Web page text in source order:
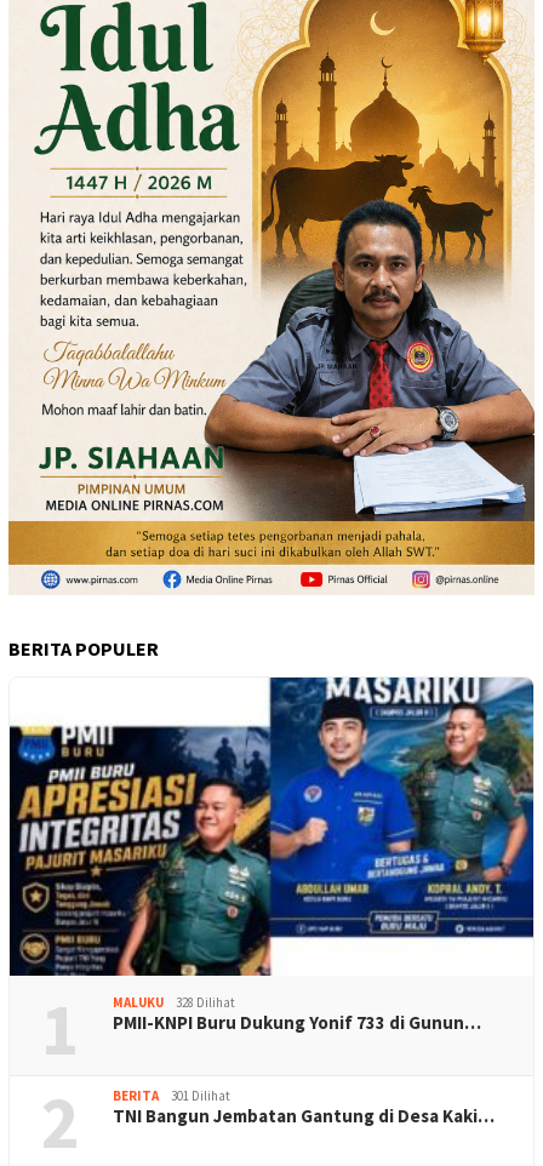
BERITA POPULER
1 MALUKU 328 Dilihat
PMII-KNPI Buru Dukung Yonif 733 di Gunun…
2 BERITA 301 Dilihat
TNI Bangun Jembatan Gantung di Desa Kaki…